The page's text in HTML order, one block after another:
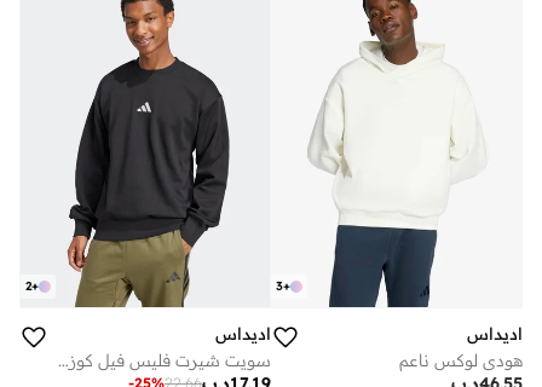
+
3
اديداس
هودي لوكس ناعم
+
2
اديداس
سويت شيرت فليس فيل كوزي إسنشالز
22.66
-25%